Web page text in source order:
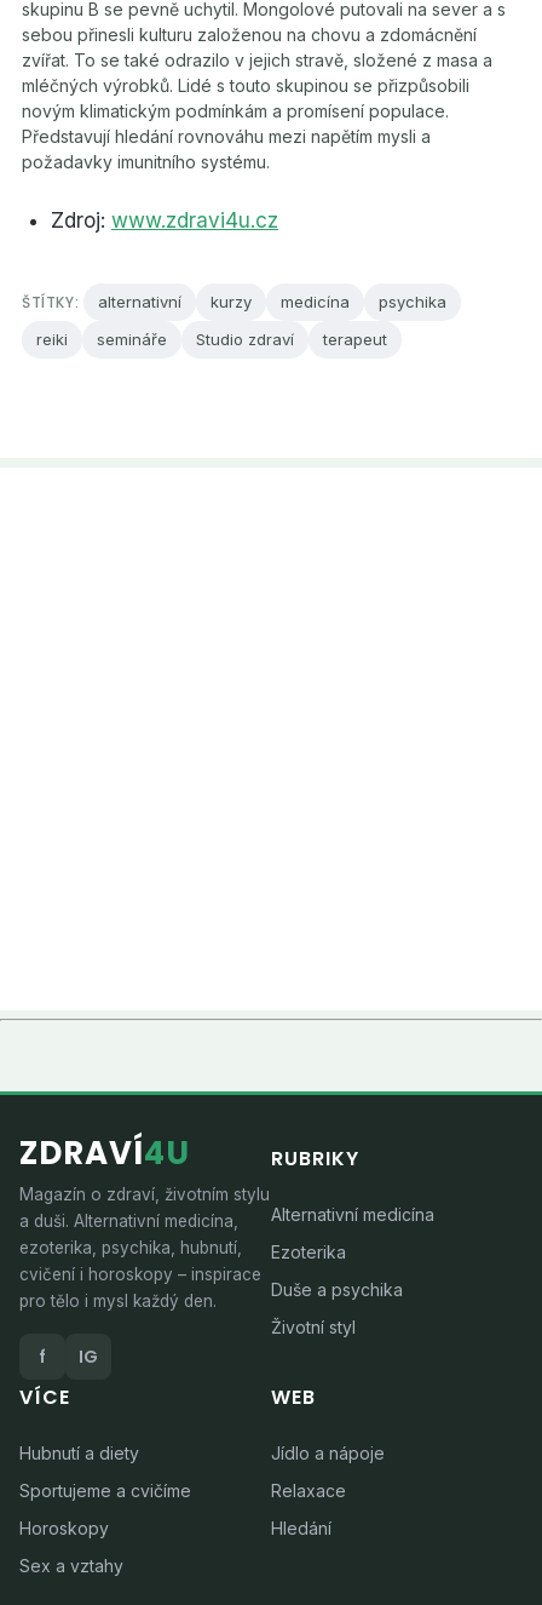
skupinu B se pevně uchytil. Mongolové putovali na sever a s
sebou přinesli kulturu založenou na chovu a zdomácnění
zvířat. To se také odrazilo v jejich stravě, složené z masa a
mléčných výrobků. Lidé s touto skupinou se přizpůsobili
novým klimatickým podmínkám a promísení populace.
Představují hledání rovnováhu mezi napětím mysli a
požadavky imunitního systému.
Zdroj: www.zdravi4u.cz
ŠTÍTKY: alternativní kurzy medicína
psychika
reiki
semináře Studio zdraví terapeut
ZDRAVÍ4U
Magazín o zdraví, životním stylu
a duši. Alternativní medicína,
ezoterika, psychika, hubnutí,
cvičení i horoskopy – inspirace
pro tělo i mysl každý den.
f IG
RUBRIKY
Alternativní medicína
Ezoterika
Duše a psychika
Životní styl
VÍCE
Hubnutí a diety
Sportujeme a cvičíme
Horoskopy
Sex a vztahy
WEB
Jídlo a nápoje
Relaxace
Hledání